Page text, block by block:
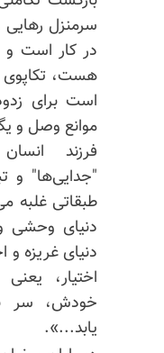
سرمنزل
در کار است و
هست، تکاپوی
است برای
موانع وصل و
فرزند
"جدایی‌ها" و
طبقاتی غلبه
دنیای وحشی
دنیای غریزه و
اختیار،
خودش، سر
یابد...».